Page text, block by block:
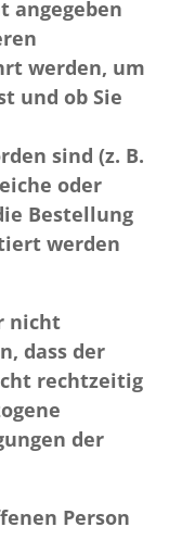
angegeben
werden, um
und ob Sie
sind (z. B.
oder
Bestellung
werden
nicht
dass der
rechtzeitig
der
Person